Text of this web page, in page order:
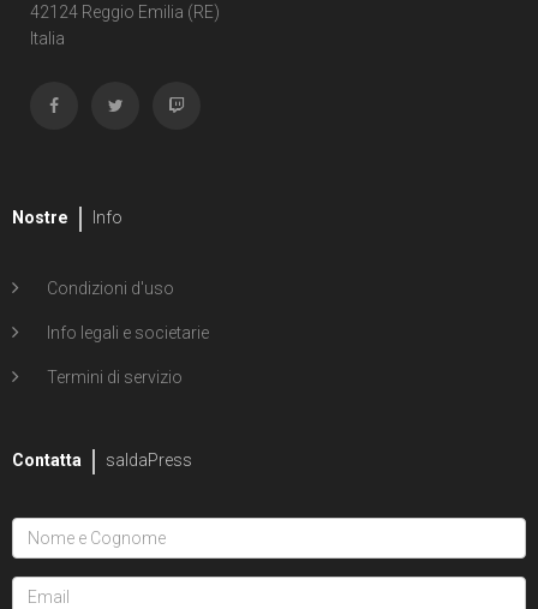
42124 Reggio Emilia (RE)
Italia
Nostre Info
Condizioni d'uso
Info legali e societarie
Termini di servizio
Contatta saldaPress